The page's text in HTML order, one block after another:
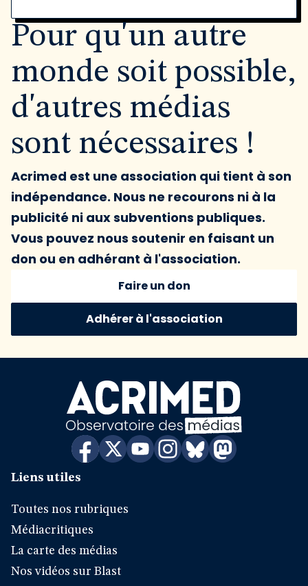
Pour qu'un autre
monde soit possible,
d'autres médias
sont nécessaires !
Acrimed est une association qui tient à son
indépendance. Nous ne recourons ni à la
publicité ni aux subventions publiques.
Vous pouvez nous soutenir en faisant un
don ou en adhérant à l'association.
Faire un don
Adhérer à l'association
Liens utiles
Toutes nos rubriques
Médiacritiques
La carte des médias
Nos vidéos sur Blast